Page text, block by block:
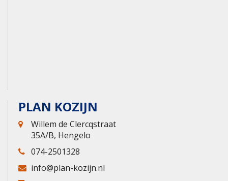
PLAN KOZIJN
Willem de Clercqstraat
35A/B, Hengelo
074-2501328
info@plan-kozijn.nl